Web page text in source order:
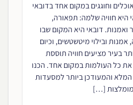
וחוגגים במקום אחד בדובאי
חוויה שלמה: תפאורה,
ואמנות. דובאי היא המקום שבו
אמנות ובילוי מיטשטשים, וכיום
בעיר מציעים חוויה תוססת
כל העולמות במקום אחד. הכנו
והמעודכן ביותר למסעדות
[…]